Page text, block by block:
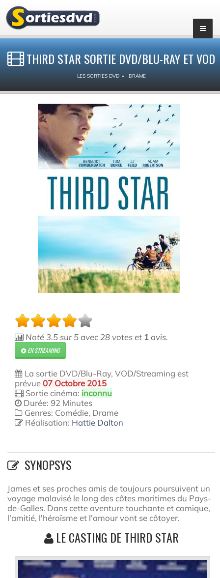
THIRD STAR SORTIE DVD/BLU-RAY ET VOD
LES SORTIES DVD DRAME
Noté 3.5sur5 avec 28votes et 1 avis.
EN STREAMING
La sortie DVD/Blu-Ray, VOD/Streaming est
prévue07 Octobre 2015
Sortie cinéma: inconnu
Durée: 92 Minutes
Genres: Comédie, Drame
Réalisation: Hattie Dalton
SYNOPSYS
James et ses proches amis de toujours poursuivent un
voyage malavisé le long des côtes maritimes du Pays-
de-Galles. Dans cette aventure touchante et comique,
l'amitié, l'héroïsme et l'amour vont se côtoyer.
LE CASTING DE THIRD STAR